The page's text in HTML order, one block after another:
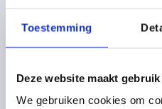
Toestemming
Deze website maakt
We gebruiken cookies om
SCHARNIER